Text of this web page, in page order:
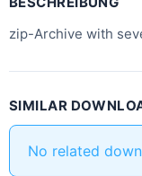
zip-Archive with
SIMILAR
No related